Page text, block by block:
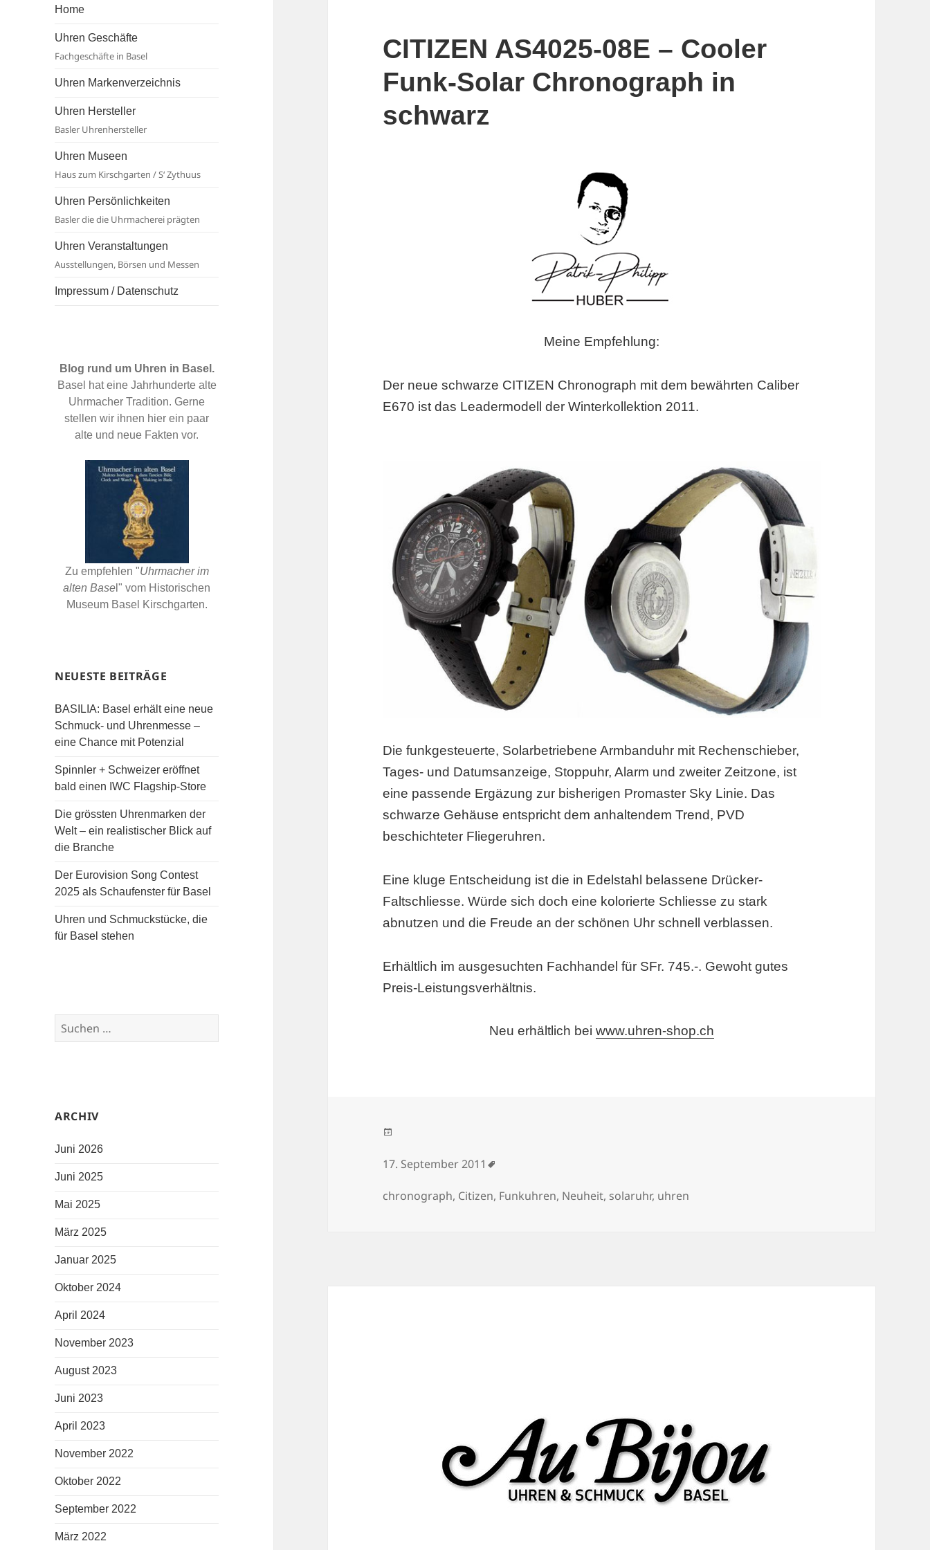
Basel
Home
Uhren Geschäfte
Fachgeschäfte in Basel
Uhren Markenverzeichnis
Uhren Hersteller
Basler Uhrenhersteller
Uhren Museen
Haus zum Kirschgarten / S‘ Zythuus
Uhren Persönlichkeiten
Basler die die Uhrmacherei prägten
Uhren Veranstaltungen
Ausstellungen, Börsen und Messen
Impressum / Datenschutz
Blog rund um Uhren in Basel.
Basel hat eine Jahrhunderte alte
Uhrmacher Tradition. Gerne
stellen wir ihnen hier ein paar
alte und neue Fakten vor.
Zu empfehlen "Uhrmacher im
alten Base l" vom Historischen
Museum Basel Kirschgarten.
NEUESTE BEITRÄGE
BASILIA: Basel erhält eine neue
Schmuck- und Uhrenmesse –
eine Chance mit Potenzial
Spinnler + Schweizer eröffnet
bald einen IWC Flagship-Store
Die grössten Uhrenmarken der
Welt – ein realistischer Blick auf
die Branche
Der Eurovision Song Contest
2025 als Schaufenster für Basel
Uhren und Schmuckstücke, die
für Basel stehen
ARCHIV
Juni 2026
Juni 2025
Mai 2025
März 2025
Januar 2025
Oktober 2024
April 2024
November 2023
August 2023
Juni 2023
April 2023
November 2022
Oktober 2022
September 2022
März 2022
CITIZEN AS4025-08E – Cooler
Funk-Solar Chronograph in
schwarz
Meine Empfehlung:
Der neue schwarze CITIZEN Chronograph mit dem bewährten Caliber
E670 ist das Leadermodell der Winterkollektion 2011.
Die funkgesteuerte, Solarbetriebene Armbanduhr mit Rechenschieber,
Tages- und Datumsanzeige, Stoppuhr, Alarm und zweiter Zeitzone, ist
eine passende Ergäzung zur bisherigen Promaster Sky Linie. Das
schwarze Gehäuse entspricht dem anhaltendem Trend, PVD
beschichteter Fliegeruhren.
Eine kluge Entscheidung ist die in Edelstahl belassene Drücker-
Faltschliesse. Würde sich doch eine kolorierte Schliesse zu stark
abnutzen und die Freude an der schönen Uhr schnell verblassen.
Erhältlich im ausgesuchten Fachhandel für SFr. 745.-. Gewoht gutes
Preis-Leistungsverhältnis.
Neu erhältlich beiwww.uhren-shop.ch
17. September 2011
chronograph, Citizen, Funkuhren, Neuheit, solaruhr, uhren